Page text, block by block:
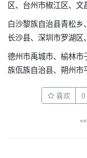
区、台州市椒江区、文
白沙黎族自治县青松
长沙县、深圳市罗湖区
德州市禹城市、榆林
族佤族自治县、朔州
喜欢 0